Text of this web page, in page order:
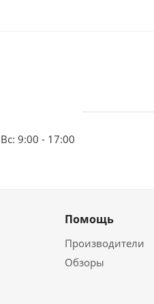
9:00 - 17:00
Помощь
Производители
Обзоры